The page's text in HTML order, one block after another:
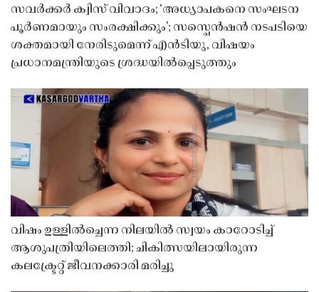
സവർക്കർ ക്വിസ് വിവാദം; ‘അധ്യാപകനെ സംഘടന
പൂർണമായും സംരക്ഷിക്കും’; സസ്പെൻഷൻ നടപടിയെ
ശക്തമായി നേരിടുമെന്ന് എൻടിയു, വിഷയം
പ്രധാനമന്ത്രിയുടെ ശ്രദ്ധയിൽപ്പെടുത്തും
വിഷം ഉള്ളിൽച്ചെന്ന നിലയിൽ സ്വയം കാറോടിച്ച്
ആശുപത്രിയിലെത്തി; ചികിത്സയിലായിരുന്ന
കലക്ട്രേറ്റ് ജീവനക്കാരി മരിച്ചു